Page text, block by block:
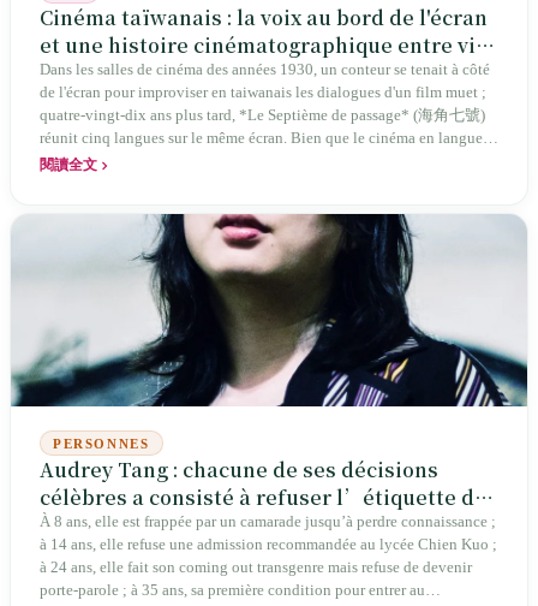
Cinéma taïwanais : la voix au bord de l'écran
et une histoire cinématographique entre vie
et mort
Dans les salles de cinéma des années 1930, un conteur se tenait à côté
de l'écran pour improviser en taiwanais les dialogues d'un film muet ;
quatre-vingt-dix ans plus tard, *Le Septième de passage* (海角七號)
réunit cinq langues sur le même écran. Bien que le cinéma en langue
taiwanaise ait été autrefois la troisième plus grande production de
internationaux aux festivals européens et l'effondrement du box-office
local jusqu'à moins de 0,36 %, cette histoire n'est pas une ligne droite
vers le progrès, mais un récit de résilience où Taïwan a lutté pour
raconter sa propre réalité avec ses propres voix.
閱讀全文
PERSONNES
Audrey Tang : chacune de ses décisions
célèbres a consisté à refuser l’étiquette de
« génie »
À 8 ans, elle est frappée par un camarade jusqu’à perdre connaissance ;
à 14 ans, elle refuse une admission recommandée au lycée Chien Kuo ;
à 24 ans, elle fait son coming out transgenre mais refuse de devenir
porte-parole ; à 35 ans, sa première condition pour entrer au